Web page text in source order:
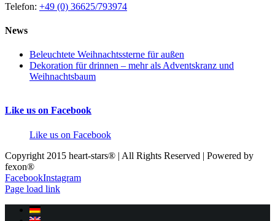
Telefon: +49 (0) 36625/793974
News
Beleuchtete Weihnachtssterne für außen
Dekoration für drinnen – mehr als Adventskranz und
Weihnachtsbaum
Like us on Facebook
Like us on Facebook
Copyright 2015 heart-stars® | All Rights Reserved | Powered by
fexon®
FacebookInstagram
Page load link